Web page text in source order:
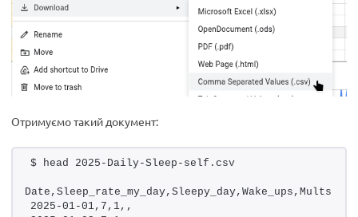
Отримуємо такий документ:
$ head 2025-Daily-Sleep-self.csv
Date,Sleep_rate_my_day,Sleepy_day,Wake_ups,Mults
2025-01-01,7,1,,